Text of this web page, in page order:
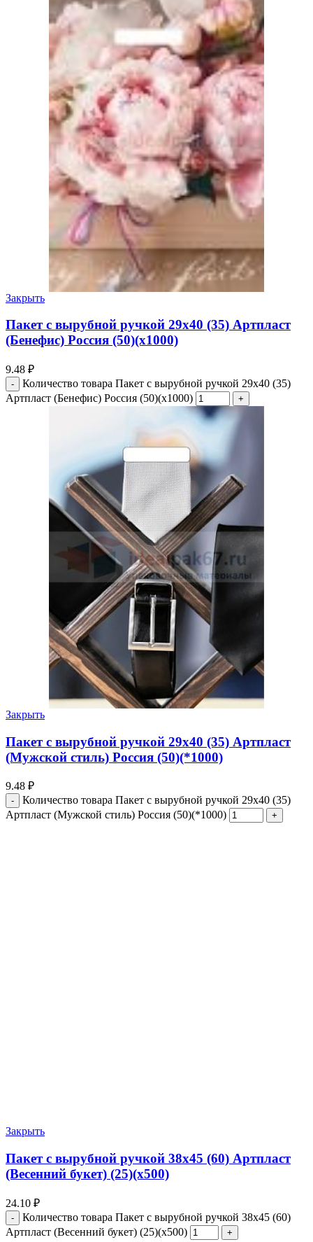
Закрыть
Пакет с вырубной ручкой 29х40 (35) Артпласт
(Бенефис) Россия (50)(х1000)
9.48 ₽
Количество товара Пакет с вырубной ручкой 29х40 (35)
Артпласт (Бенефис) Россия (50)(х1000)
Закрыть
Пакет с вырубной ручкой 29х40 (35) Артпласт
(Мужской стиль) Россия (50)(*1000)
9.48 ₽
Количество товара Пакет с вырубной ручкой 29х40 (35)
Артпласт (Мужской стиль) Россия (50)(*1000)
Закрыть
Пакет с вырубной ручкой 38х45 (60) Артпласт
(Весенний букет) (25)(х500)
24.10 ₽
Количество товара Пакет с вырубной ручкой 38х45 (60)
Артпласт (Весенний букет) (25)(х500)